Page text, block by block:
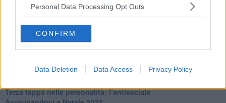
Personal Data Processing Opt Outs
CONFIRM
Data Deletion Data Access Privacy Policy
​Venerdì emozionalmente sostenibile
Contornati di persone che…
Non dare niente per scontato
Che cos’è la dipendenza affettiva?
​Nuovi arrivi!
​Terza tappa nelle personalità: l’antisociale